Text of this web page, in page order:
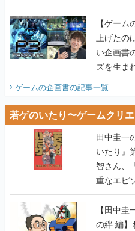
画書】
【ゲー
上げたの
い企画書
ズを生ま
ビュー】
ゲームの企画書の記事一覧
若ゲのいたり〜ゲームクリ
田中圭一
いたり』
智さん、
重なエピ
【田中圭
の絆 編】